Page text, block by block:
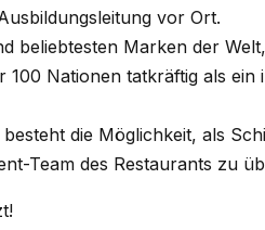
vor Ort.
beliebtesten Marken der
Nationen tatkräftig als ein
die Möglichkeit, als
Team des Restaurants zu